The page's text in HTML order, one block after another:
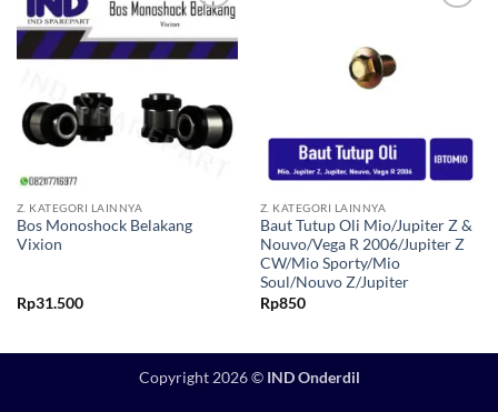
Tambahkan
ke Wishlist
Z. KATEGORI LAINNYA
Bos Monoshock Belakang
Vixion
Rp31.500
Z. KATEGORI LAINNYA
Baut Tutup Oli Mio/Jupiter Z &
Nouvo/Vega R 2006/Jupiter Z
CW/Mio Sporty/Mio
Soul/Nouvo Z/Jupiter
Rp850
Copyright 2026 © IND Onderdil